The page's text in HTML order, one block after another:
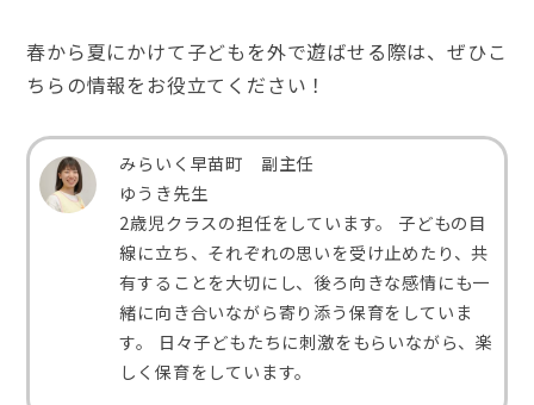
春から夏にかけて子どもを外で遊ばせる際は、ぜひこ
ちらの情報をお役立てください！
みらいく早苗町 副主任
ゆうき先生
2歳児クラスの担任をしています。 子どもの目
線に立ち、それぞれの思いを受け止めたり、共
有することを大切にし、後ろ向きな感情にも一
緒に向き合いながら寄り添う保育をしていま
す。 日々子どもたちに刺激をもらいながら、楽
しく保育をしています。